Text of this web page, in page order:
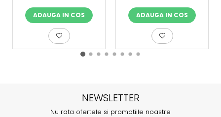
ADAUGA IN COS ADAUGA IN COS
NEWSLETTER
Nu rata ofertele si promotiile noastre